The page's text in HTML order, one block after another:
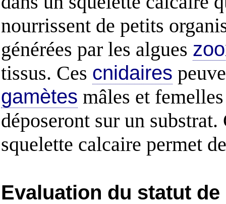
nourrissent de petits
générées par les algues
tissus. Ces cnidaires
gamètes mâles et
déposeront sur un
squelette calcaire permet
Evaluation du statut